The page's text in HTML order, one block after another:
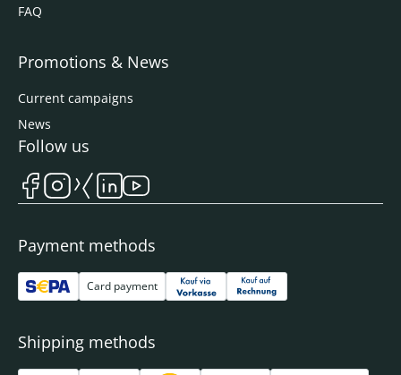
FAQ
Promotions & News
Current campaigns
News
Payment methods
Card payment
Shipping methods
Follow us